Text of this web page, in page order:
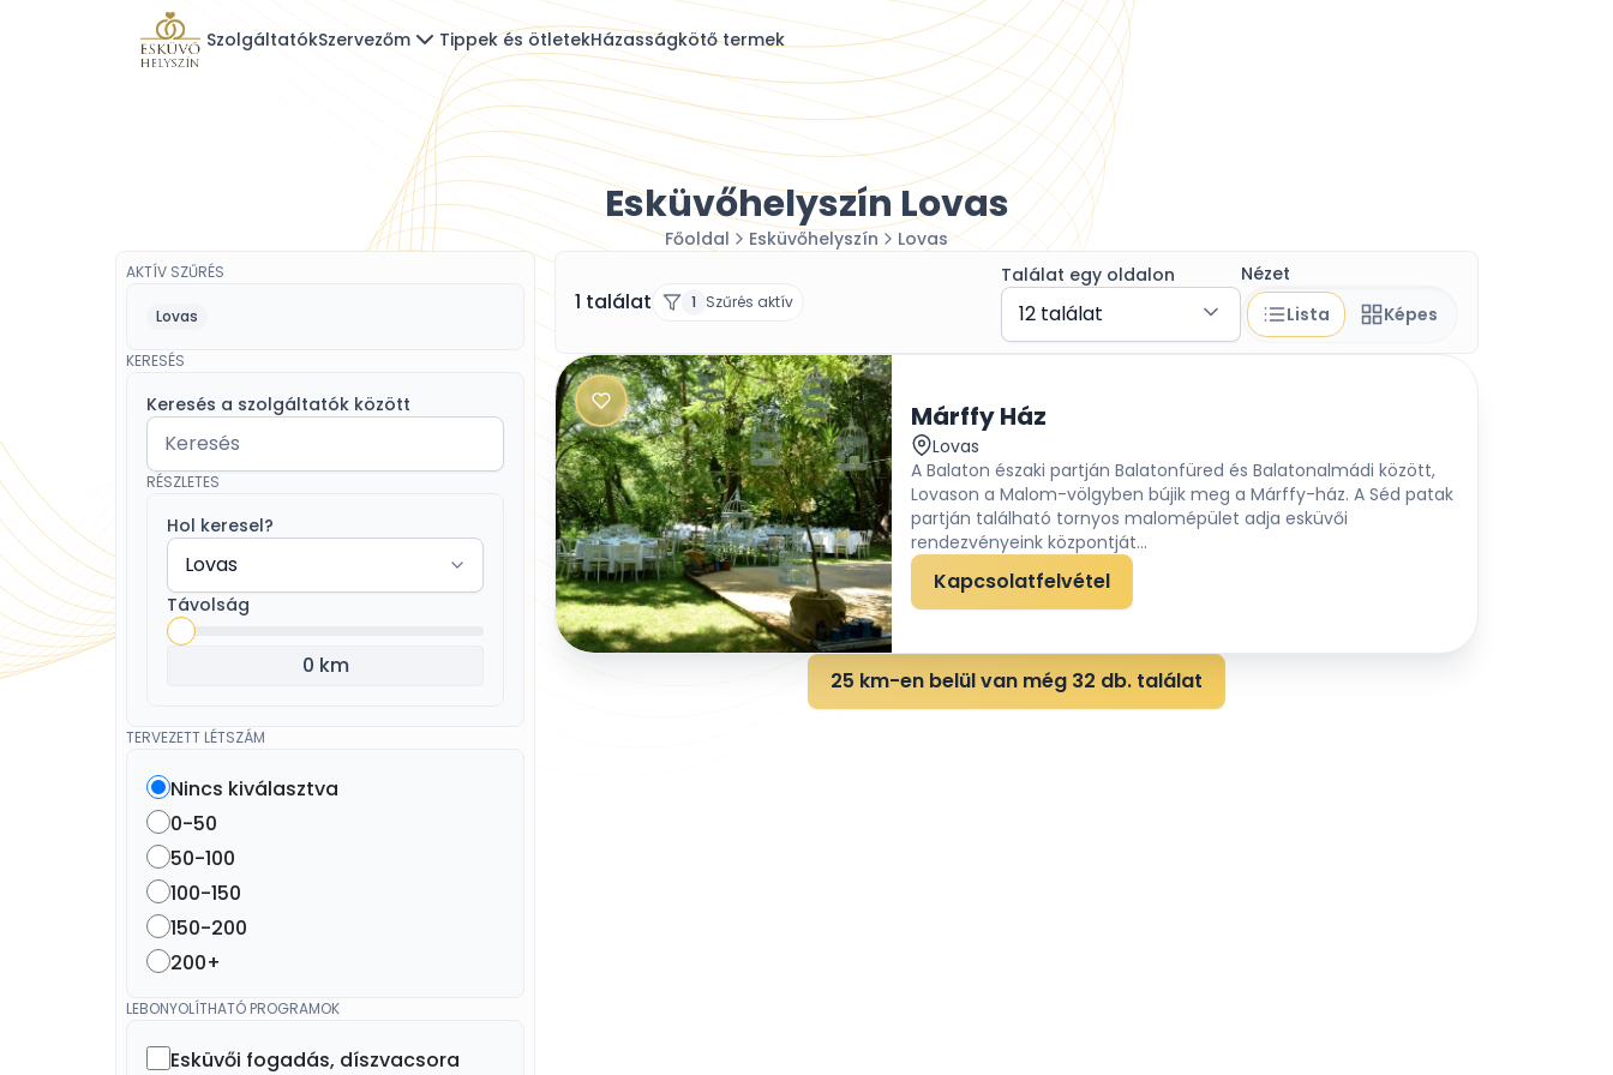
SzolgáltatókSzervezőm Tippek és ötletekHázasságkötő termek
Esküvőhelyszín Lovas
Főoldal Esküvőhelyszín Lovas
AKTÍV SZŰRÉS
Lovas
KERESÉS
Keresés a szolgáltatók között
RÉSZLETES
Hol keresel?
Távolság
0 km
TERVEZETT LÉTSZÁM
Nincs kiválasztva
0-50
50-100
100-150
150-200
200+
LEBONYOLÍTHATÓ PROGRAMOK
Esküvői fogadás, díszvacsora
1 találat 1 Szűrés aktív
Találat egy oldalon
12 találat
Nézet
Lista
Képes
Márffy Ház
Lovas
A Balaton északi partján Balatonfüred és Balatonalmádi között,
Lovason a Malom-völgyben bújik meg a Márffy-ház. A Séd patak
partján található tornyos malomépület adja esküvői
rendezvényeink központját...
Kapcsolatfelvétel
25 km-en belül van még 32 db. találat